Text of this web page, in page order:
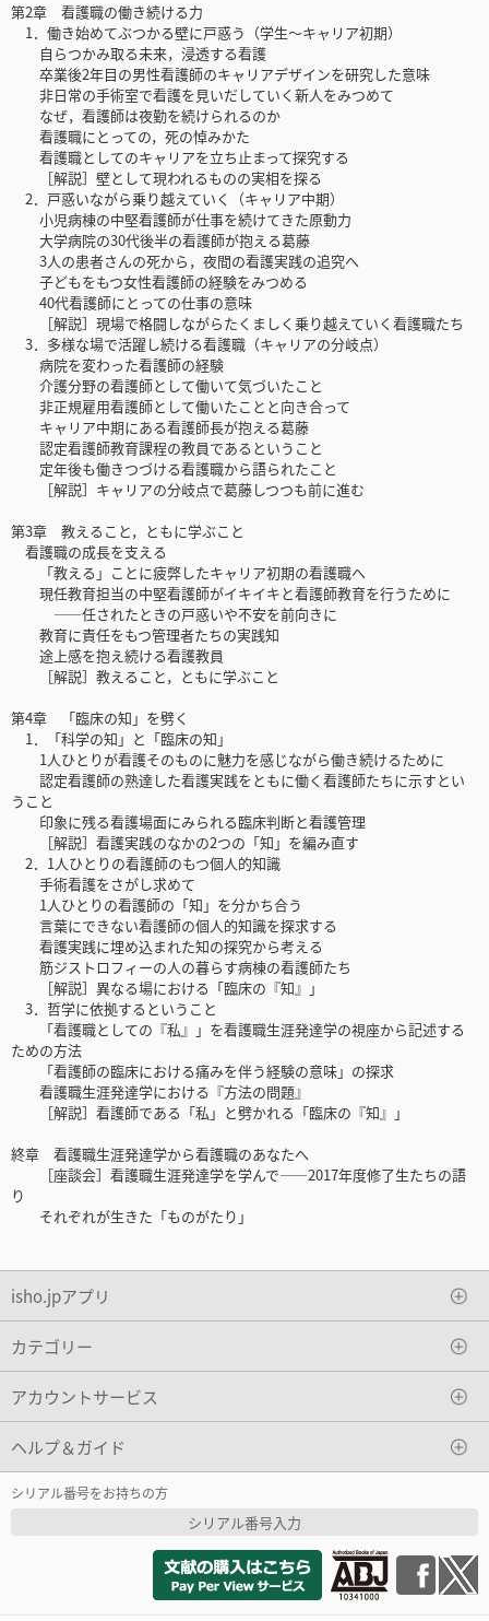
第2章 看護職の働き続ける力
1．働き始めてぶつかる壁に戸惑う（学生～キャリア初期）
自らつかみ取る未来，浸透する看護
卒業後2年目の男性看護師のキャリアデザインを研究した意味
非日常の手術室で看護を見いだしていく新人をみつめて
なぜ，看護師は夜勤を続けられるのか
看護職にとっての，死の悼みかた
看護職としてのキャリアを立ち止まって探究する
［解説］壁として現われるものの実相を探る
2．戸惑いながら乗り越えていく（キャリア中期）
小児病棟の中堅看護師が仕事を続けてきた原動力
大学病院の30代後半の看護師が抱える葛藤
3人の患者さんの死から，夜間の看護実践の追究へ
子どもをもつ女性看護師の経験をみつめる
40代看護師にとっての仕事の意味
［解説］現場で格闘しながらたくましく乗り越えていく看護職たち
3．多様な場で活躍し続ける看護職（キャリアの分岐点）
病院を変わった看護師の経験
介護分野の看護師として働いて気づいたこと
非正規雇用看護師として働いたことと向き合って
キャリア中期にある看護師長が抱える葛藤
認定看護師教育課程の教員であるということ
定年後も働きつづける看護職から語られたこと
［解説］キャリアの分岐点で葛藤しつつも前に進む
第3章 教えること，ともに学ぶこと
看護職の成長を支える
「教える」ことに疲弊したキャリア初期の看護職へ
現任教育担当の中堅看護師がイキイキと看護師教育を行うために
――任されたときの戸惑いや不安を前向きに
教育に責任をもつ管理者たちの実践知
途上感を抱え続ける看護教員
［解説］教えること，ともに学ぶこと
第4章 「臨床の知」を劈く
1．「科学の知」と「臨床の知」
1人ひとりが看護そのものに魅力を感じながら働き続けるために
認定看護師の熟達した看護実践をともに働く看護師たちに示すとい
うこと
印象に残る看護場面にみられる臨床判断と看護管理
［解説］看護実践のなかの2つの「知」を編み直す
2．1人ひとりの看護師のもつ個人的知識
手術看護をさがし求めて
1人ひとりの看護師の「知」を分かち合う
言葉にできない看護師の個人的知識を探求する
看護実践に埋め込まれた知の探究から考える
筋ジストロフィーの人の暮らす病棟の看護師たち
［解説］異なる場における「臨床の『知』」
3．哲学に依拠するということ
「看護職としての『私』」を看護職生涯発達学の視座から記述する
ための方法
「看護師の臨床における痛みを伴う経験の意味」の探求
看護職生涯発達学における『方法の問題』
［解説］看護師である「私」と劈かれる「臨床の『知』」
終章 看護職生涯発達学から看護職のあなたへ
［座談会］看護職生涯発達学を学んで――2017年度修了生たちの語
り
それぞれが生きた「ものがたり」
isho.jpアプリ
カテゴリー
アカウントサービス
ヘルプ＆ガイド
シリアル番号をお持ちの方
シリアル番号入力